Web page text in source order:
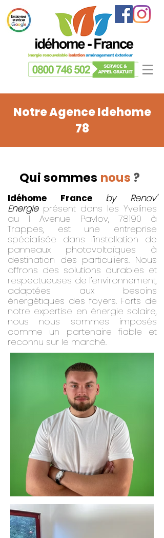
Notre Agence Idehome
78
Qui sommes nous ?
Idéhome France by Renov'
Energie présent dans les Yvelines
au 1 Avenue Pavlov, 78190 à
Trappes, est une entreprise
spécialisée dans l’installation de
panneaux photovoltaïques à
destination des particuliers. Nous
offrons des solutions durables et
respectueuses de l’environnement,
adaptées aux besoins
énergétiques des foyers. Forts de
notre expertise en énergie solaire,
nous nous sommes imposés
comme un partenaire fiable et
reconnu sur le marché.